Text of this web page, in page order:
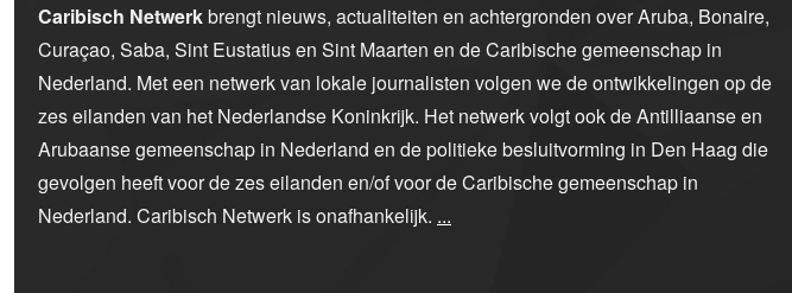
Caribisch Netwerkbrengt nieuws, actualiteiten en achtergronden over Aruba, Bonaire,
Curaçao, Saba, Sint Eustatius en Sint Maarten en de Caribische gemeenschap in
Nederland. Met een netwerk van lokale journalisten volgen we de ontwikkelingen op de
zes eilanden van het Nederlandse Koninkrijk. Het netwerk volgt ook de Antilliaanse en
Arubaanse gemeenschap in Nederland en de politieke besluitvorming in Den Haag die
gevolgen heeft voor de zes eilanden en/of voor de Caribische gemeenschap in
Nederland. Caribisch Netwerk is onafhankelijk. ...